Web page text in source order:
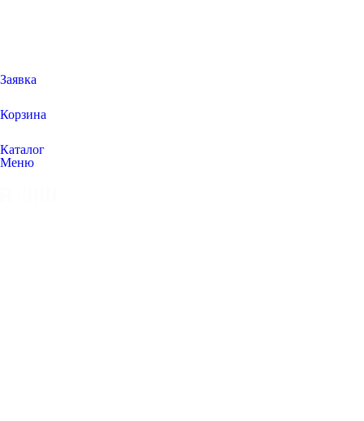
Заявка
Корзина
Каталог
Меню